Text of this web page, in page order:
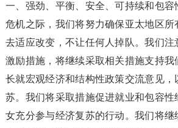
一、强劲、平衡、安全、可持续和包
危机之际，我们将努力确保亚太地区
去适应改变，不让任何人掉队。我们注
激励措施，将继续采取相关措施支持我
长就宏观经济和结构性政策交流意见，
苏。我们将采取措施促进就业和包容性
女充分参与经济复苏的行动。我们将继